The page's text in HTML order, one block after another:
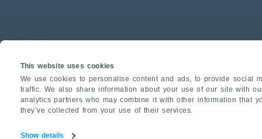
This website uses cookies
We use cookies to personalise content and ads, to provide social
traffic. We also share information about your use of our site with
analytics partners who may combine it with other information that
they’ve collected from your use of their services.
Show details